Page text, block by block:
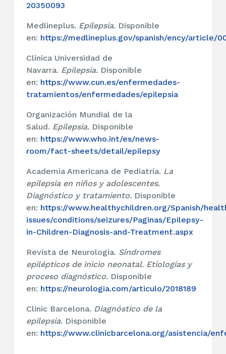
20350093
Medlineplus. Epilepsia. Disponible
en: https://medlineplus.gov/spanish/ency/article/
Clínica Universidad de
Navarra. Epilepsia. Disponible
en: https://www.cun.es/enfermedades-
tratamientos/enfermedades/epilepsia
Organización Mundial de la
Salud. Epilepsia. Disponible
en: https://www.who.int/es/news-
room/fact-sheets/detail/epilepsy
Academia Americana de Pediatría. La
epilepsia en niños y adolescentes.
Diagnóstico y tratamiento. Disponible
en: https://www.healthychildren.org/Spanish/
issues/conditions/seizures/Paginas/Epilepsy-
in-Children-Diagnosis-and-Treatment.aspx
Revista de Neurología. Síndromes
epilépticos de inicio neonatal. Etiologías y
proceso diagnóstico. Disponible
en: https://neurologia.com/articulo/2018189
Clinic Barcelona. Diagnóstico de la
epilepsia. Disponible
en: https://www.clinicbarcelona.org/asistencia/